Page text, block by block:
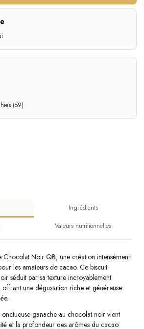
(59)
Ingrédients
Valeurs nutritionnelles
Noir QB, une création intensément
les amateurs de cacao. Ce biscuit
séduit par sa texture incroyablement
une dégustation riche et généreuse
ganache au chocolat noir vient
et la profondeur des arômes du cacao